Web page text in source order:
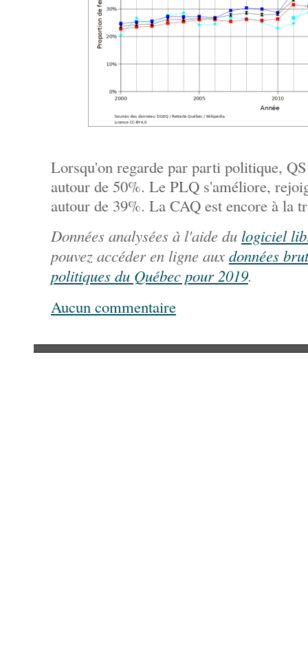
Lorsqu'on regarde par parti politique,
autour de 50%. Le PLQ s'améliore,
autour de 39%. La CAQ est encore à la
Données analysées à l'aide du logiciel
pouvez accéder en ligne aux données
politiques du Québec pour 2019.
Aucun commentaire